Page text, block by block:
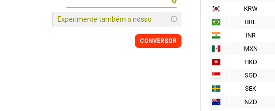
KRW
BRL
INR
MXN
HKD
SGD
SEK
NZD
Experimente também o nosso
CONVERSOR